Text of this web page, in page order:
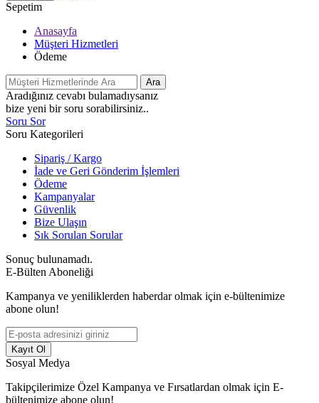
Sepetim
Anasayfa
Müşteri Hizmetleri
Ödeme
Ara
Aradığınız cevabı bulamadıysanız
bize yeni bir soru sorabilirsiniz..
Soru Sor
Soru Kategorileri
Sipariş / Kargo
İade ve Geri Gönderim İşlemleri
Ödeme
Kampanyalar
Güvenlik
Bize Ulaşın
Sık Sorulan Sorular
Sonuç bulunamadı.
E-Bülten Aboneliği
Kampanya ve yeniliklerden haberdar olmak için e-bültenimize
abone olun!
Kayıt Ol
Sosyal Medya
Takipçilerimize Özel Kampanya ve Fırsatlardan olmak için E-
bültenimize abone olun!